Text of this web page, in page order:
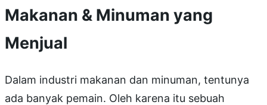
Makanan & Minuman yang
Menjual
Dalam industri makanan dan minuman, tentunya
ada banyak pemain. Oleh karena itu sebuah